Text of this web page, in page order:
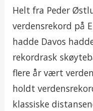
Helt fra Peder
verdensrekord på
hadde Davos
rekordrask
flere år vært
holdt
klassiske